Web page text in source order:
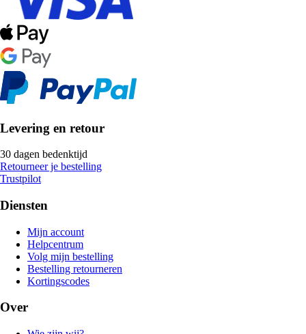
Levering en retour
30 dagen bedenktijd
Retourneer je bestelling
Trustpilot
Diensten
Mijn account
Helpcentrum
Volg mijn bestelling
Bestelling retourneren
Kortingscodes
Over